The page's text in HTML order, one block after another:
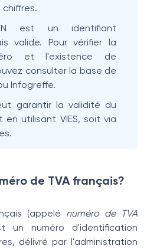
est un identifiant
valide. Pour vérifier la
et l'existence de
consulter la base de
Infogreffe.
garantir la validité du
en utilisant VIES, soit via
de TVA français?
(appelé numéro de TVA
un numéro d'identification
délivré par l'administration